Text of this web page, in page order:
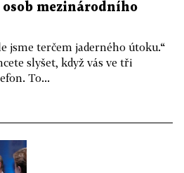
mezinárodního
jsme terčem jaderného útoku.“
slyšet, když vás ve tři
To...